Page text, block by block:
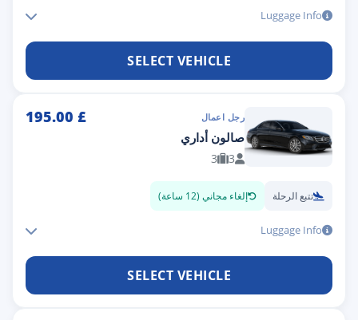
Luggage Info
SELECT VEHICLE
رجل اعمال £
195.00
صالون أداري
3
3
تتبع الرحلة إلغاء مجاني (12 ساعة)
Luggage Info
SELECT VEHICLE